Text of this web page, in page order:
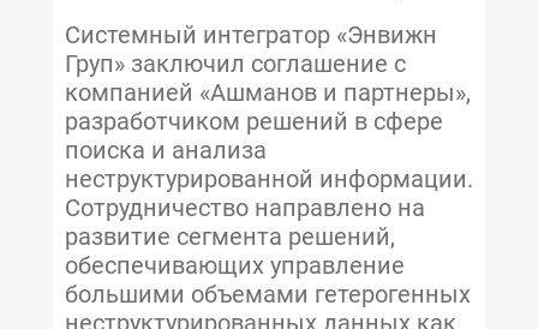
Системный интегратор «Энвижн
Груп» заключил соглашение с
компанией «Ашманов и партнеры»,
разработчиком решений в сфере
поиска и анализа
неструктурированной информации.
Сотрудничество направлено на
развитие сегмента решений,
обеспечивающих управление
большими объемами гетерогенных
неструктурированных данных как